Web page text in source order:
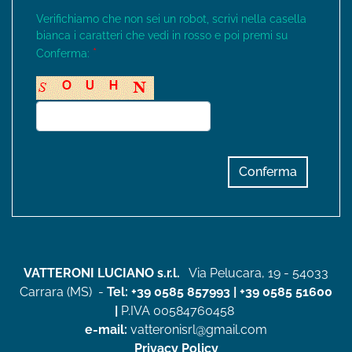
Verifichiamo che non sei un robot, scrivi nella casella
bianca i caratteri che vedi in rosso e poi premi su
Conferma: *
VATTERONI LUCIANO s.r.l.
Via Pelucara, 19 - 54033
Carrara (MS) - Tel: +39 0585 857993
+39 0585 51600
P.IVA 00584760458
e-mail: vatteronisrl@gmail.com
Privacy Policy